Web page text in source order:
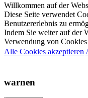
Willkommen auf der
Diese Seite verwendet
Benutzererlebnis zu
Indem Sie weiter auf der
Verwendung von Cookies
Alle Cookies akzeptieren
warnen